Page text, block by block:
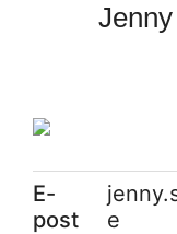
E-
post
e